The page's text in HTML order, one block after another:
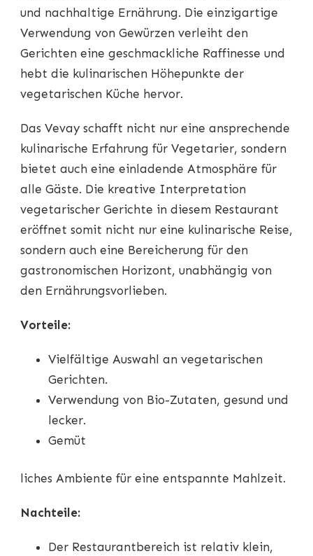
und nachhaltige Ernährung. Die einzigartige
Verwendung von Gewürzen verleiht den
Gerichten eine geschmackliche Raffinesse und
hebt die kulinarischen Höhepunkte der
vegetarischen Küche hervor.
Das Vevay schafft nicht nur eine ansprechende
kulinarische Erfahrung für Vegetarier, sondern
bietet auch eine einladende Atmosphäre für
alle Gäste. Die kreative Interpretation
vegetarischer Gerichte in diesem Restaurant
eröffnet somit nicht nur eine kulinarische Reise,
sondern auch eine Bereicherung für den
gastronomischen Horizont, unabhängig von
den Ernährungsvorlieben.
Vorteile:
Vielfältige Auswahl an vegetarischen
Gerichten.
Verwendung von Bio-Zutaten, gesund und
lecker.
Gemüt
liches Ambiente für eine entspannte Mahlzeit.
Nachteile:
Der Restaurantbereich ist relativ klein,